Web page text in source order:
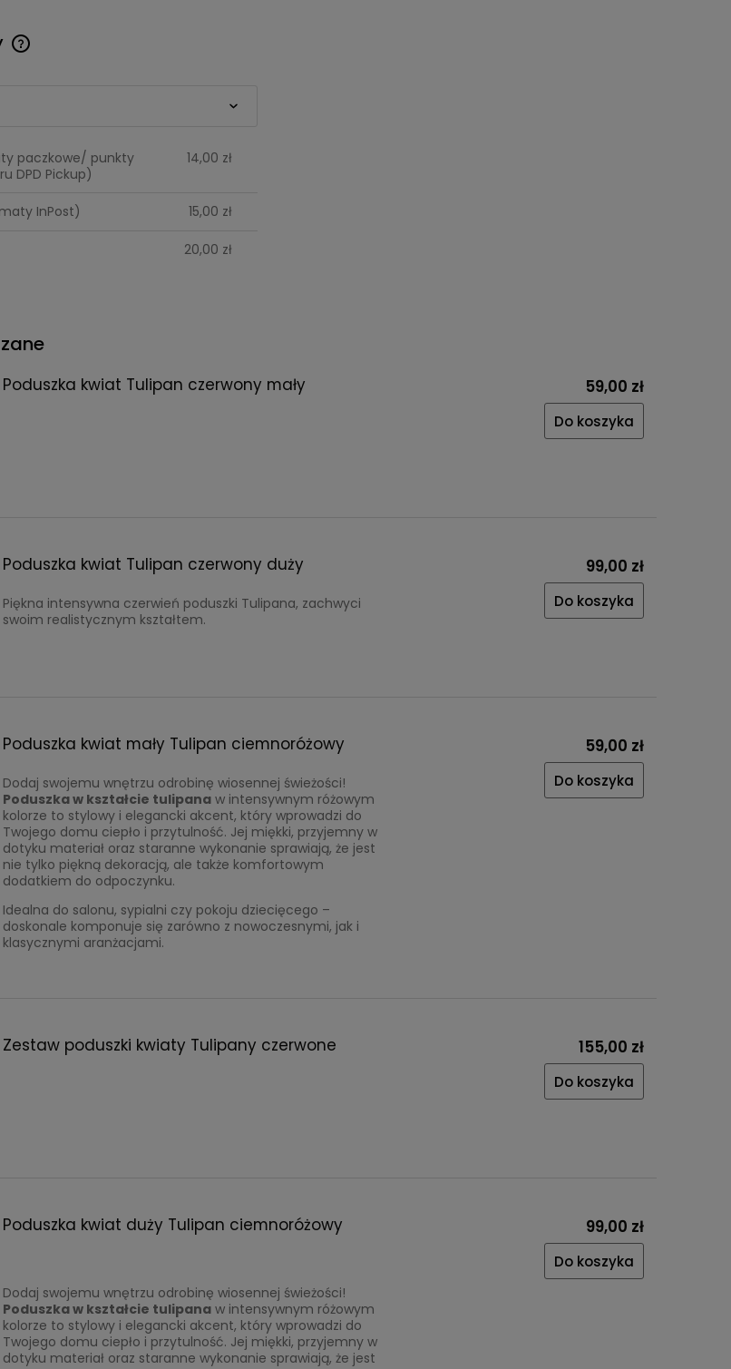
paczkowe/ punkty
DPD Pickup)
14,00 zł
InPost) 15,00 zł
20,00 zł
Poduszka kwiat Tulipan czerwony mały 59,00 zł
Do koszyka
Poduszka kwiat Tulipan czerwony duży
Piękna intensywna czerwień poduszki Tulipana, zachwyci
swoim realistycznym kształtem.
99,00 zł
Do koszyka
Poduszka kwiat mały Tulipan ciemnoróżowy
Dodaj swojemu wnętrzu odrobinę wiosennej świeżości!
Poduszka w kształcie tulipana w intensywnym różowym
kolorze to stylowy i elegancki akcent, który wprowadzi do
Twojego domu ciepło i przytulność. Jej miękki, przyjemny w
dotyku materiał oraz staranne wykonanie sprawiają, że jest
nie tylko piękną dekoracją, ale także komfortowym
dodatkiem do odpoczynku.
Idealna do salonu, sypialni czy pokoju dziecięcego –
doskonale komponuje się zarówno z nowoczesnymi, jak i
klasycznymi aranżacjami.
59,00 zł
Do koszyka
Zestaw poduszki kwiaty Tulipany czerwone 155,00 zł
Do koszyka
Poduszka kwiat duży Tulipan ciemnoróżowy
Dodaj swojemu wnętrzu odrobinę wiosennej świeżości!
Poduszka w kształcie tulipana w intensywnym różowym
kolorze to stylowy i elegancki akcent, który wprowadzi do
Twojego domu ciepło i przytulność. Jej miękki, przyjemny w
dotyku materiał oraz staranne wykonanie sprawiają, że jest
99,00 zł
Do koszyka
odbierz rabat 5% na pierwsze
Twój adres e-mail